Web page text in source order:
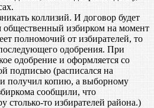
коллизий. И договор будет
избирком на момент
полномочий от избирателей, то
последующего одобрения. При
одобрение и оформляется со
подписью (расписался на
получил копию, а выборному
сообщили, что
столько-то избирателей района.)